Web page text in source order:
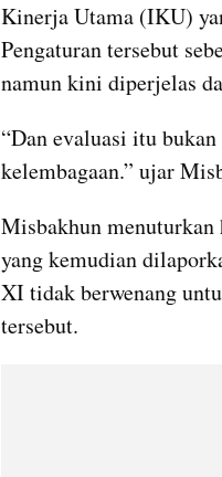
Kinerja Utama (IKU)
Pengaturan tersebut
namun kini diperjelas
“Dan evaluasi itu
kelembagaan.” ujar
Misbakhun
yang kemudian
XI tidak berwenang
tersebut.